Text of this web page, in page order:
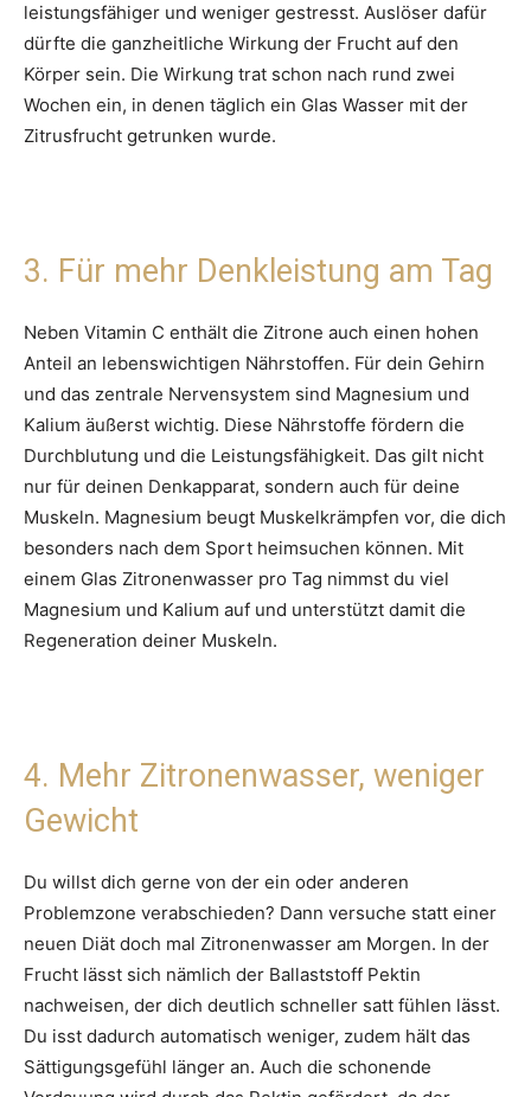
leistungsfähiger und weniger gestresst. Auslöser dafür
dürfte die ganzheitliche Wirkung der Frucht auf den
Körper sein. Die Wirkung trat schon nach rund zwei
Wochen ein, in denen täglich ein Glas Wasser mit der
Zitrusfrucht getrunken wurde.
3. Für mehr Denkleistung am Tag
Neben Vitamin C enthält die Zitrone auch einen hohen
Anteil an lebenswichtigen Nährstoffen. Für dein Gehirn
und das zentrale Nervensystem sind Magnesium und
Kalium äußerst wichtig. Diese Nährstoffe fördern die
Durchblutung und die Leistungsfähigkeit. Das gilt nicht
nur für deinen Denkapparat, sondern auch für deine
Muskeln. Magnesium beugt Muskelkrämpfen vor, die dich
besonders nach dem Sport heimsuchen können. Mit
einem Glas Zitronenwasser pro Tag nimmst du viel
Magnesium und Kalium auf und unterstützt damit die
Regeneration deiner Muskeln.
4. Mehr Zitronenwasser, weniger
Gewicht
Du willst dich gerne von der ein oder anderen
Problemzone verabschieden? Dann versuche statt einer
neuen Diät doch mal Zitronenwasser am Morgen. In der
Frucht lässt sich nämlich der Ballaststoff Pektin
nachweisen, der dich deutlich schneller satt fühlen lässt.
Du isst dadurch automatisch weniger, zudem hält das
Sättigungsgefühl länger an. Auch die schonende